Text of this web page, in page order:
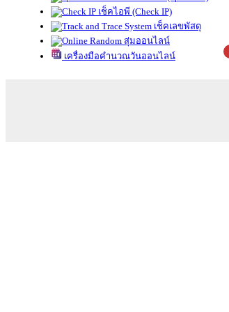
เช็คไอพี (Check IP)
เช็คเลขพัสดุ
สุ่มออนไลน์
เครื่องมือคำนวณวันออนไลน์